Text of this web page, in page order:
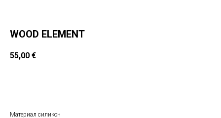
WOOD ELEMENT
55,00 €
Материал силикон